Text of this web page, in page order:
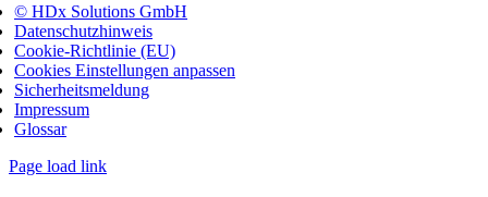
© HDx Solutions GmbH
Datenschutzhinweis
Cookie-Richtlinie (EU)
Cookies Einstellungen anpassen
Sicherheitsmeldung
Impressum
Glossar
Page load link